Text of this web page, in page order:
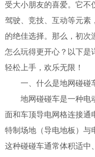
受大小朋友的喜爱。它不
驾驶、竞技、互动等元素
的绝佳选择。那么，初次
怎么玩得更开心？以下是
轻松上手，欢乐无限！
一、什么是地网碰碰
地网碰碰车是一种电
面和车顶导电网格连接通
特制场地（导电地板）与
这种碰碰车通常体积适中